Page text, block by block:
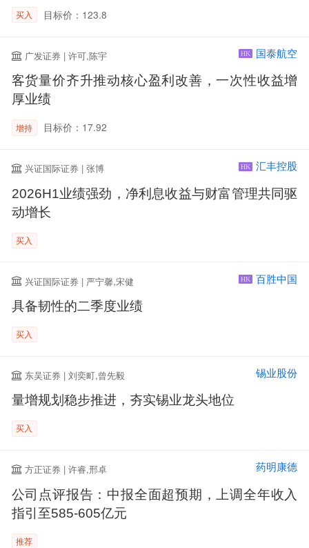
买入 目标价：123.8
广发证券 | 许可,陈宇 HK 国泰航空
客货量价齐升推动核心盈利改善，一次性收益增
厚业绩
增持 目标价：17.92
兴证国际证券 | 张博 HK 汇丰控股
2026H1业绩强劲，净利息收益与财富管理共同驱
动增长
买入
兴证国际证券 | 严宁馨,宋健 HK 百胜中国
具备韧性的二季度业绩
买入
东吴证券 | 刘奕町,曾先毅 锡业股份
量增规划稳步推进，夯实锡业龙头地位
买入
方正证券 | 许睿,邢卓 药明康德
公司点评报告：中报全面超预期，上调全年收入
指引至585-605亿元
推荐